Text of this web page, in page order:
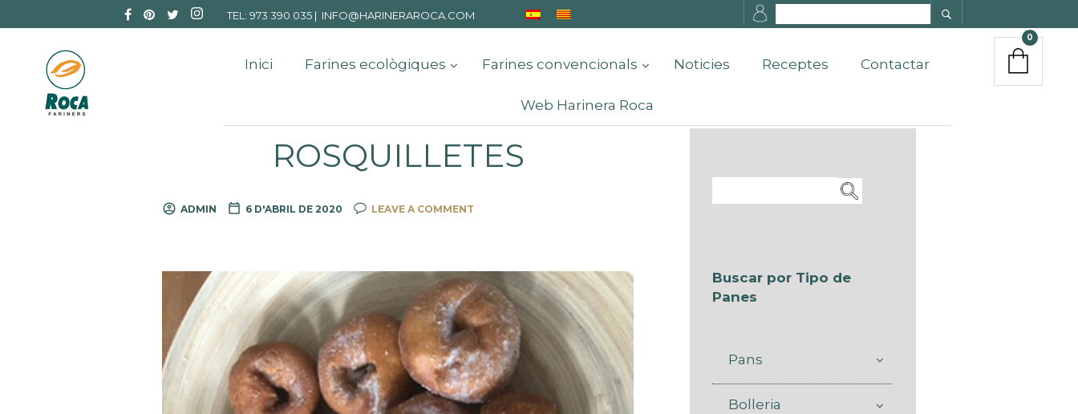
TEL: 973 390 035 | INFO@HARINERAROCA.COM
Inici Farines ecològiques Farines convencionals Noticies Receptes Contactar
Web Harinera Roca
0
ROSQUILLETES
ADMIN 6 D'ABRIL DE 2020 LEAVE A COMMENT
Buscar por Tipo de
Panes
Pans
Bolleria